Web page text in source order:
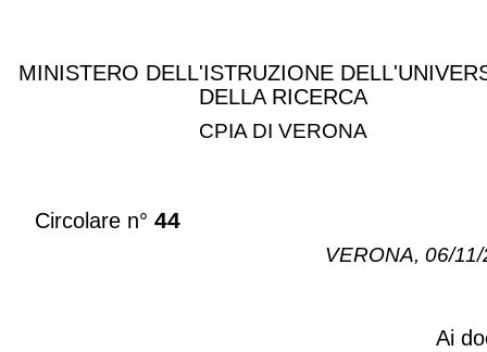
MINISTERO DELL'ISTRUZIONE
DELLA RICERCA
CPIA DI VERONA
Circolare n° 44
VERONA, 06/
Ai